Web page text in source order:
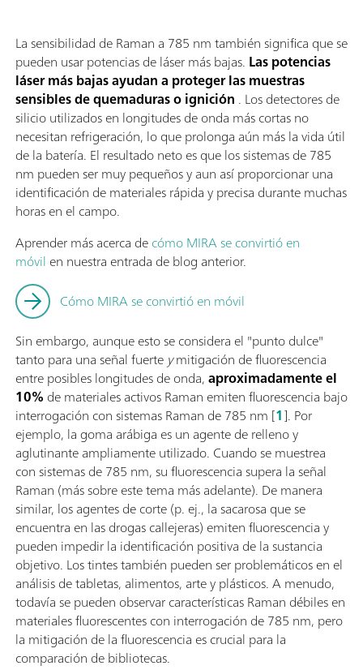
La sensibilidad de Raman a 785 nm también significa que se
pueden usar potencias de láser más bajas. Las potencias
láser más bajas ayudan a proteger las muestras
sensibles de quemaduras o ignición . Los detectores de
silicio utilizados en longitudes de onda más cortas no
necesitan refrigeración, lo que prolonga aún más la vida útil
de la batería. El resultado neto es que los sistemas de 785
nm pueden ser muy pequeños y aun así proporcionar una
identificación de materiales rápida y precisa durante muchas
horas en el campo.
Aprender más acerca decómo MIRA se convirtió en
móvil en nuestra entrada de blog anterior.
Cómo MIRA se convirtió en móvil
Sin embargo, aunque esto se considera el "punto dulce"
tanto para una señal fuerte ymitigación de fluorescencia
entre posibles longitudes de onda,aproximadamente el
10% de materiales activos Raman emiten fluorescencia bajo
interrogación con sistemas Raman de 785 nm [1]. Por
ejemplo, la goma arábiga es un agente de relleno y
aglutinante ampliamente utilizado. Cuando se muestrea
con sistemas de 785 nm, su fluorescencia supera la señal
Raman (más sobre este tema más adelante). De manera
similar, los agentes de corte (p. ej., la sacarosa que se
encuentra en las drogas callejeras) emiten fluorescencia y
pueden impedir la identificación positiva de la sustancia
objetivo. Los tintes también pueden ser problemáticos en el
análisis de tabletas, alimentos, arte y plásticos. A menudo,
todavía se pueden observar características Raman débiles en
materiales fluorescentes con interrogación de 785 nm, pero
la mitigación de la fluorescencia es crucial para la
comparación de bibliotecas.